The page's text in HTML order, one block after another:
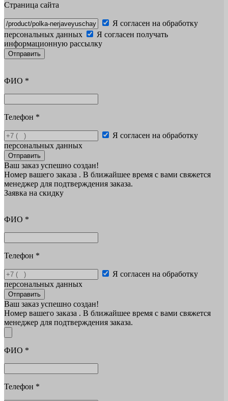
Страница сайта
Я согласен на обработку
персональных данных
Я согласен получать
информационную рассылку
Отправить
ФИО *
Телефон *
Я согласен на обработку
персональных данных
Отправить
Ваш заказ успешно создан!
Номер вашего заказа . В ближайшее время с вами свяжется
менеджер для подтверждения заказа.
Заявка на скидку
ФИО *
Телефон *
Я согласен на обработку
персональных данных
Отправить
Ваш заказ успешно создан!
Номер вашего заказа . В ближайшее время с вами свяжется
менеджер для подтверждения заказа.
ФИО *
Телефон *